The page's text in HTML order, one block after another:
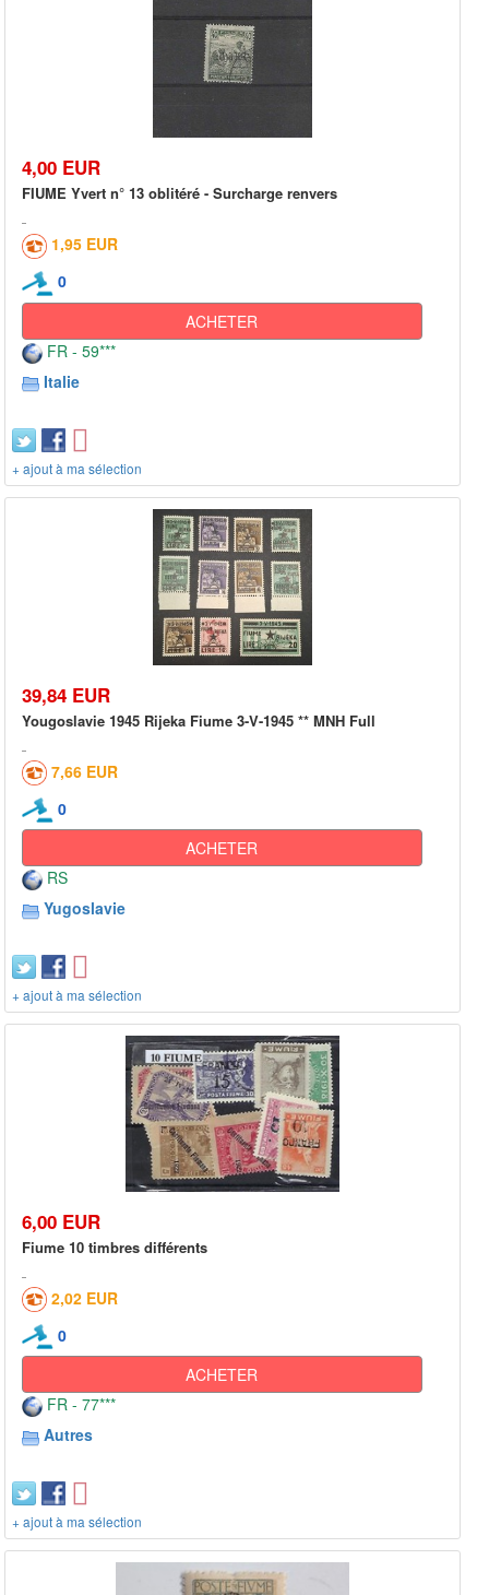
4,00 EUR
FIUME Yvert n° 13 oblitéré - Surcharge renvers
1,95 EUR
0
ACHETER
FR - 59***
Italie
+ ajout à ma sélection
39,84 EUR
Yougoslavie 1945 Rijeka Fiume 3-V-1945 ** MNH Full
7,66 EUR
0
ACHETER
RS
Yugoslavie
+ ajout à ma sélection
6,00 EUR
Fiume 10 timbres différents
2,02 EUR
0
ACHETER
FR - 77***
Autres
+ ajout à ma sélection